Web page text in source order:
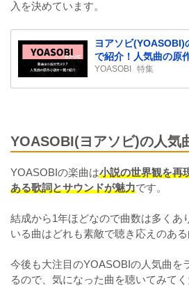
入を決めています。
ヨアソビ(YOASOBI)
で紹介！人気曲の原
YOASOBI 特集
YOASOBI(ヨアソビ)の人気
YOASOBIの楽曲は小説の世界観を再
ある歌詞とサウンドが魅力です。
結成から1年ほどなので曲数は多くあ
いる曲はどれも素敵で聴き応えのある
今後も大注目のYOASOBIの人気曲を
るので、気になった曲を聴いてみてく